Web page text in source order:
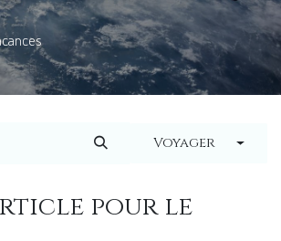
Voyager
pour le